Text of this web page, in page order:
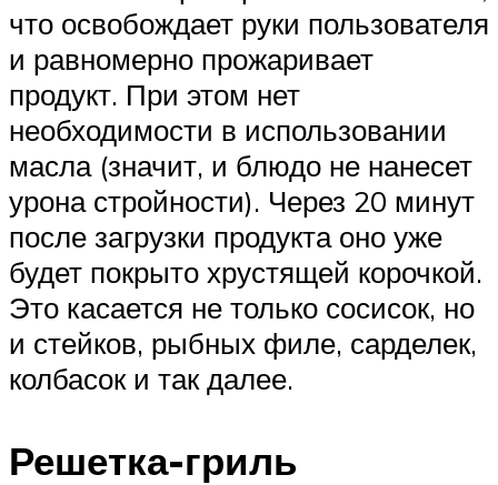
что освобождает руки пользователя
и равномерно прожаривает
продукт. При этом нет
необходимости в использовании
масла (значит, и блюдо не нанесет
урона стройности). Через 20 минут
после загрузки продукта оно уже
будет покрыто хрустящей корочкой.
Это касается не только сосисок, но
и стейков, рыбных филе, сарделек,
колбасок и так далее.
Решетка-гриль